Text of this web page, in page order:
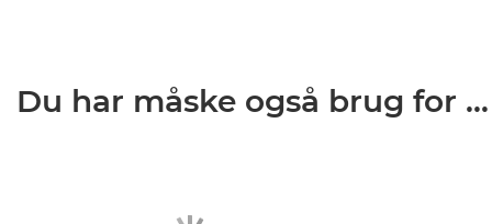
Du har måske også brug for ...